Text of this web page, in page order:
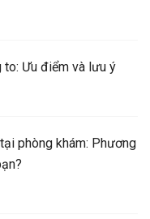
to: Ưu điểm và lưu ý
phòng khám: Phương